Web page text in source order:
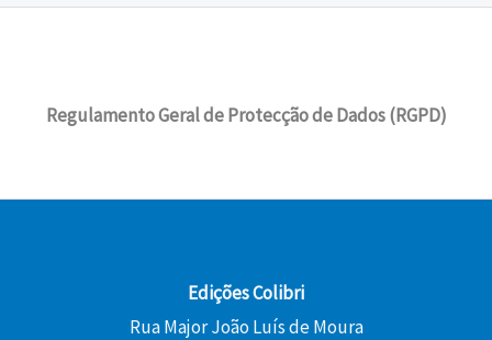
Regulamento Geral de Protecção de Dados (RGPD)
Edições Colibri
Rua Major João Luís de Moura